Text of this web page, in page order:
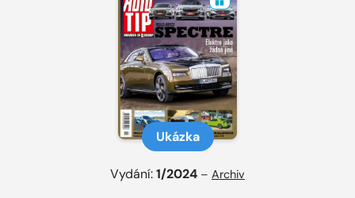
Ukázka
Vydání:1/2024 – Archiv